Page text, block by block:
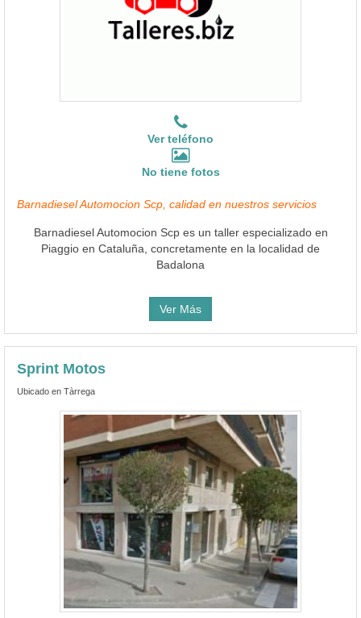
Ver teléfono
No tiene fotos
Barnadiesel Automocion Scp, calidad en nuestros servicios
Barnadiesel Automocion Scp es un taller especializado en
Piaggio en Cataluña, concretamente en la localidad de
Badalona
Ver Más
Sprint Motos
Ubicado en Tàrrega